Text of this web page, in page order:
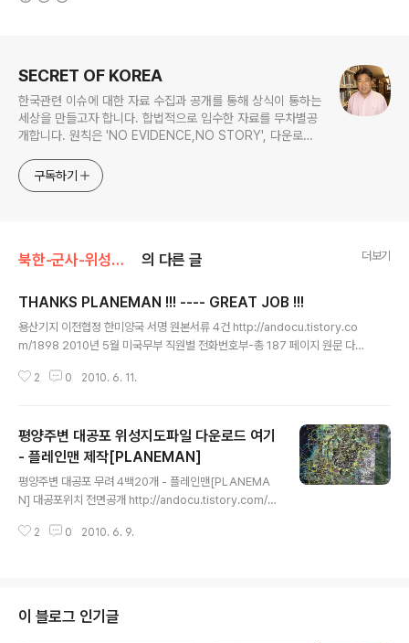
SECRET OF KOREA
한국관련 이슈에 대한 자료 수집과 공개를 통해 상식이 통하는
세상을 만들고자 합니다. 합법적으로 입수한 자료를 무차별공
개합니다. 원칙은 'NO EVIDENCE,NO STORY', 다운로드
jesim56@gmail.com, 안보일때는 구글리더나 RSS로!!
구독하기
북한-군사-위성사진 의 다른 글 더보기
THANKS PLANEMAN !!! ---- GREAT JOB !!!
용산기지 이전협정 한미양국 서명 원본서류 4건 http://andocu.tistory.co
m/1898 2010년 5월 미국무부 직원별 전화번호부-총 187 페이지 원문 다운
때 중앙일보도 구독 : 미정부 예산집행실적 http://andocu.tistory.com/202
천여만불 단일최대계약 http://andocu.tistory.com/1896 38°59'02.22"
N 125°42'37.11"E 구글어스 사진 http://andocu.tis..
2 0 2010. 6. 11.
평양주변 대공포 위성지도파일 다운로드 여기
- 플레인맨 제작[PLANEMAN]
평양주변 대공포 무려 4백20개 - 플레인맨[PLANEMA
N] 대공포위치 전면공개 http://andocu.tistory.com/2
p://andocu.tistory.com/1898 2010년 5월 미국무부
andocu.tistory.com/2026 보안사 민간인사찰 대상자
명단파일 - 청명계획 대상자 명단 원문 http://andocu.tis
2 0 2010. 6. 9.
이 블로그 인기글